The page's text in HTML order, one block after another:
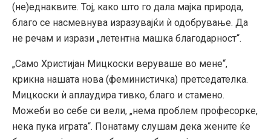
(не)еднаквите. Тој, како што го дала мајка природа,
благо се насмевнува изразувајќи ѝ одобрување. Да
не речам и изрази „летентна машка благодарност“.
„Само Христијан Мицкоски веруваше во мене“,
крикна нашата нова (феминистичка) претседателка.
Мицкоски ѝ аплаудира тивко, благо и стамено.
Можеби во себе си вели, „нема проблем професорке,
нека пука играта“. Понатаму слушам дека жените ќе